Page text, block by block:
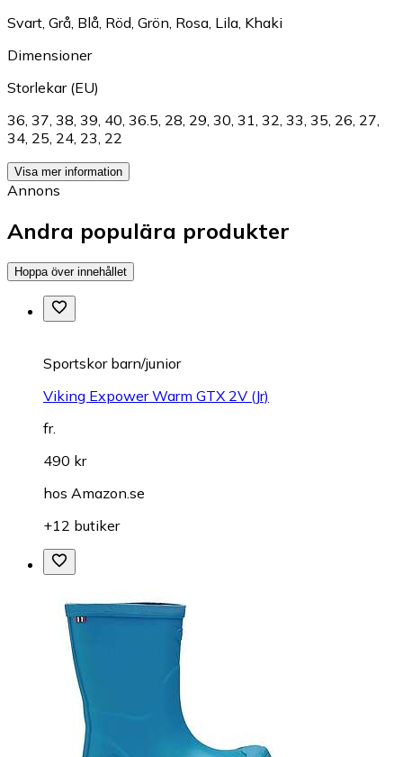
Svart Grå Blå Röd Grön Rosa Lila Khaki
Dimensioner
Storlekar (EU)
36 37 38 39 40 36.5 28 29 30 31 32 33 35 26 27
34 25 24 23 22
Visa mer information
Annons
Andra populära produkter
Hoppa över innehållet
Sportskor barn/junior
Viking Expower Warm GTX 2V (Jr)
fr.
490 kr
hos Amazon.se
+12 butiker